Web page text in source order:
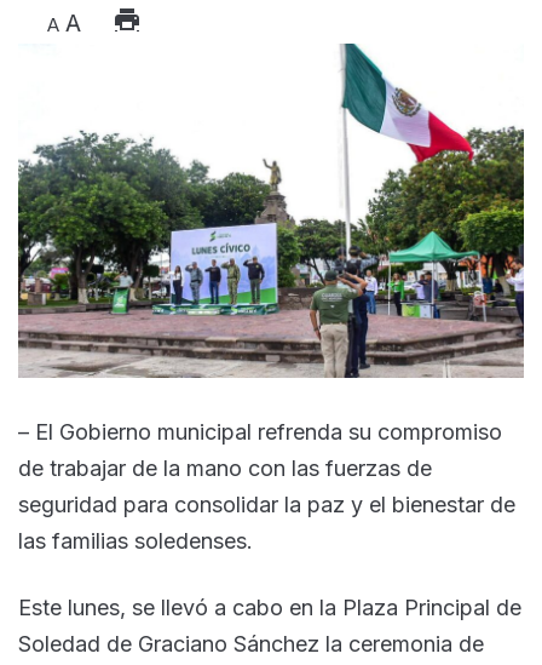
A A
– El Gobierno municipal refrenda su compromiso
de trabajar de la mano con las fuerzas de
seguridad para consolidar la paz y el bienestar de
las familias soledenses.
Este lunes, se llevó a cabo en la Plaza Principal de
Soledad de Graciano Sánchez la ceremonia de